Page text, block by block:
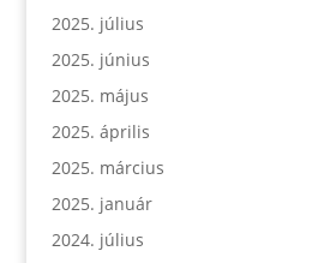
2025. július
2025. június
2025. május
2025. április
2025. március
2025. január
2024. július